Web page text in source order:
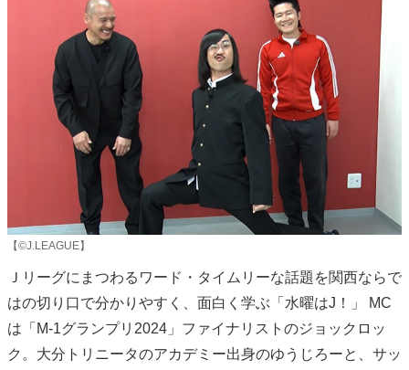
【©J.LEAGUE】
Ｊリーグにまつわるワード・タイムリーな話題を関西ならで
はの切り口で分かりやすく、面白く学ぶ「水曜はJ！」 MC
は「M-1グランプリ2024」ファイナリストのジョックロッ
ク。大分トリニータのアカデミー出身のゆうじろーと、サッ